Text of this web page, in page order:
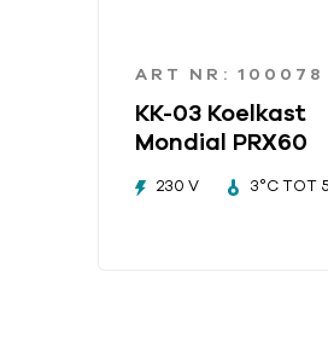
ART NR: 100078
KK-03 Koelkast
Mondial PRX60
230 V 3°C TOT